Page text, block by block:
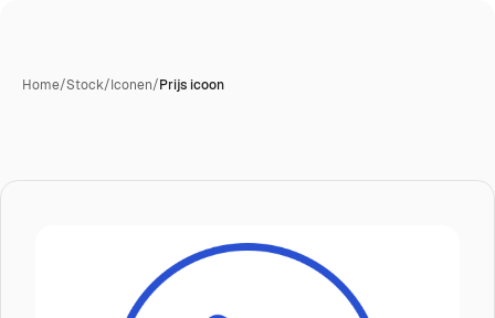
Home/Stock/Iconen/Prijs icoon